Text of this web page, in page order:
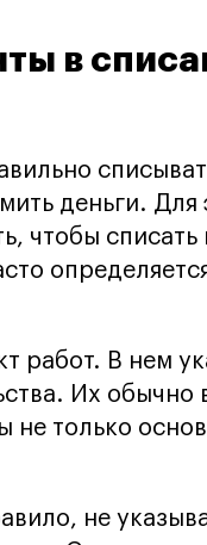
в
деньги.
чтобы
работ. В нем
Их обычно
только
не